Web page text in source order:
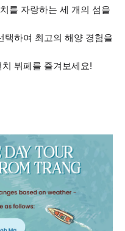
를 자랑하는 세 개의 섬을
하여 최고의 해양 경험을
뷔페를 즐겨보세요!